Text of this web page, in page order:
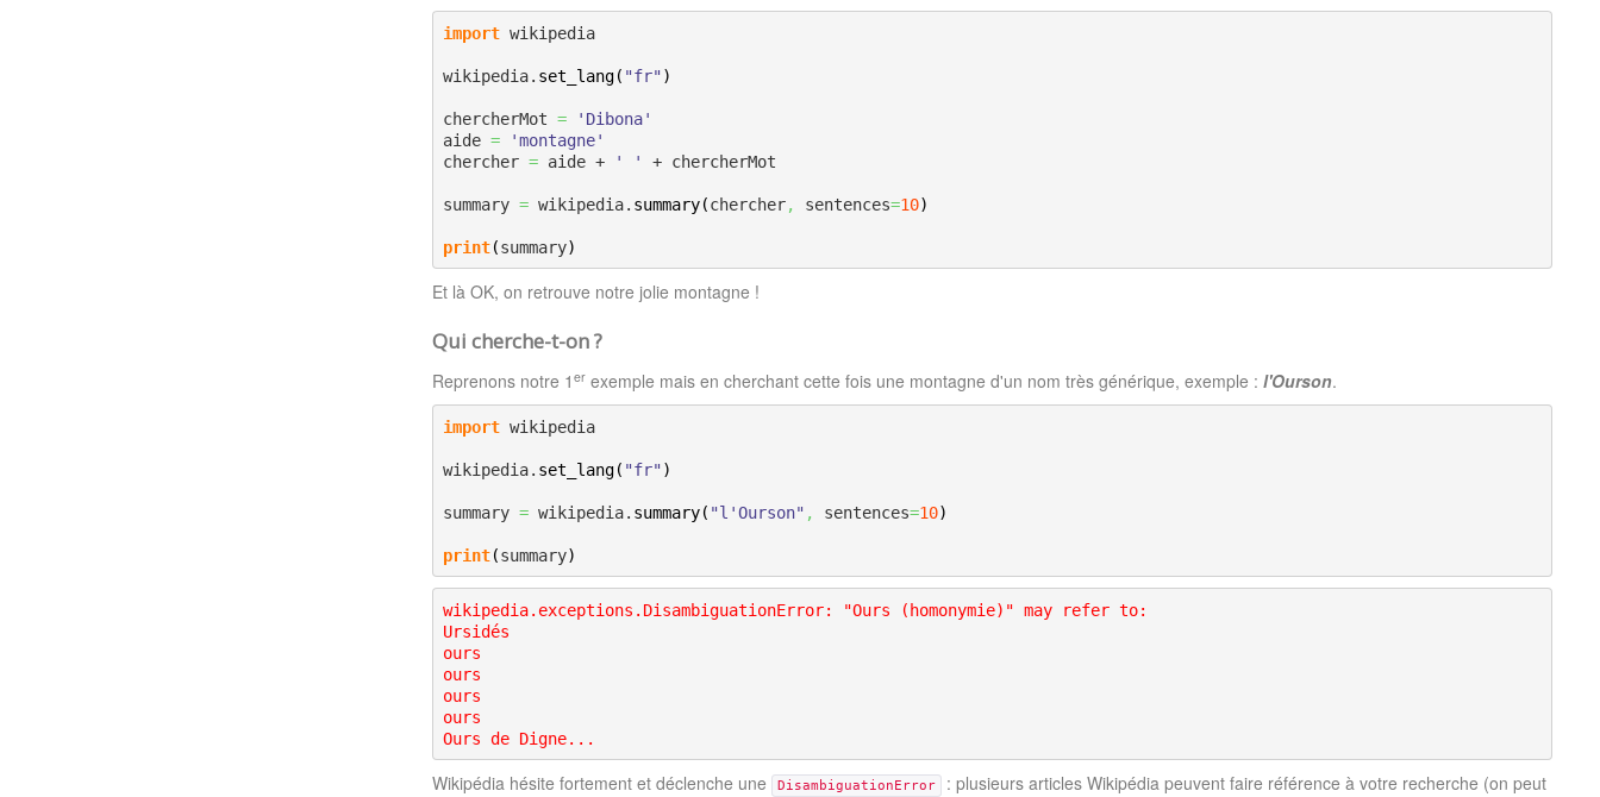
import wikipedia
wikipedia. set_lang( "fr")
chercherMot =
'Dibona'
aide =
'montagne'
chercher = aide + ' ' + chercherMot
summary = wikipedia. summary(chercher, sentences=10)
print(summary)
Et là OK, on retrouve notre jolie montagne !
Qui cherche-t-on ?
Reprenons notre 1 erexemple mais en cherchant cette fois une montagne d'un nom très générique, exemple : l'Ourson.
import wikipedia
wikipedia. set_lang( "fr")
summary = wikipedia. summary( "l'Ourson" , sentences=10)
print(summary)
wikipedia.exceptions.DisambiguationError: "Ours (homonymie)" may refer to:
Ursidés
ours
ours
ours
ours
Ours de Digne...
Wikipédia hésite fortement et déclenche une DisambiguationError : plusieurs articles Wikipédia peuvent faire référence à votre recherche (on peut